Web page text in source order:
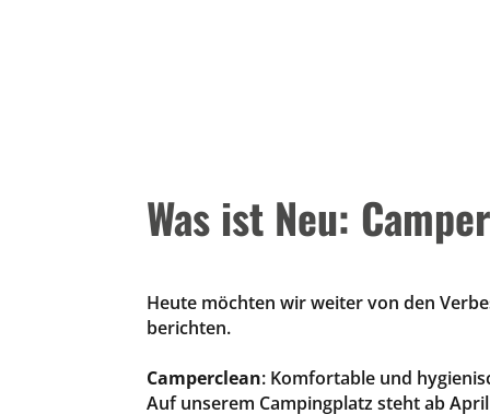
Was ist Neu:
Heute möchten wir weiter von den
berichten.
Camperclean: Komfortable und
Auf unserem Campingplatz steht ab